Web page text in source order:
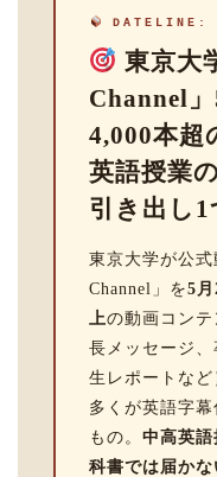
DATELINE:
東京大
Channel
4,000本超
英語授業
引き出し1
東京大学が公
Channel」を5月
上の動画コン
長メッセージ
生レポートなど
多くが英語字
もの。 中高英
科書では届かな